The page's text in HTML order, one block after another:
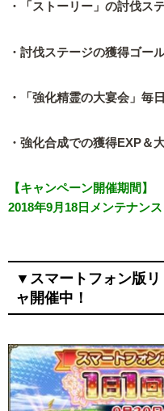
・「ストーリー」の討伐ス
・討伐ステージの獲得ゴー
・「強化精霊の大宴会」毎
・強化合成での獲得EXP＆
【キャンペーン開催期間】
2018年9月18日メンテナン
▼スマートフォン版
ャ開催中！